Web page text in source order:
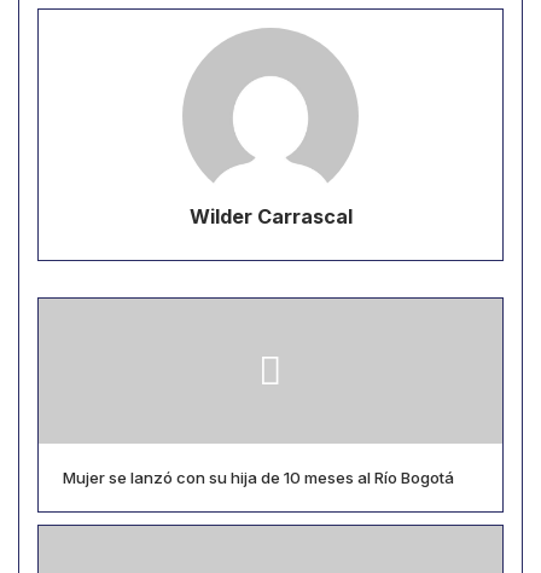
Wilder Carrascal
Mujer se lanzó con su hija de 10 meses al Río Bogotá